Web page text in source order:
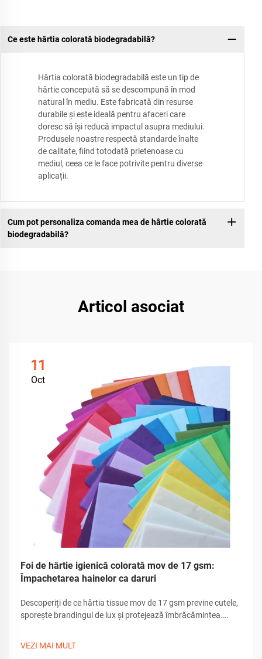
Ce este hârtia colorată biodegradabilă?
Hârtia colorată biodegradabilă este un tip de
hârtie concepută să se descompună în mod
natural în mediu. Este fabricată din resurse
durabile și este ideală pentru afaceri care
doresc să își reducă impactul asupra mediului.
Produsele noastre respectă standarde înalte
de calitate, fiind totodată prietenoase cu
mediul, ceea ce le face potrivite pentru diverse
aplicații.
Cum pot personaliza comanda mea de hârtie colorată
biodegradabilă?
Articol asociat
11
Oct
Foi de hârtie igienică colorată mov de 17 gsm:
Împachetarea hainelor ca daruri
Descoperiți de ce hârtia tissue mov de 17 gsm previne cutele,
sporește brandingul de lux și protejează îmbrăcămintea.
VEZI MAI MULT